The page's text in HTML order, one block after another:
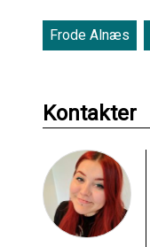
Frode Alnæs
Kontakter